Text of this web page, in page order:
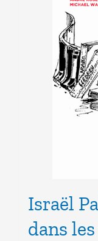
Israël
dans